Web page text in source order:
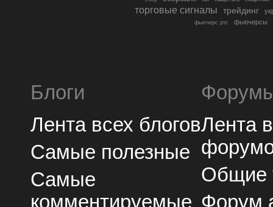
торговые сигналы трейдинг
фьючерс ртс фьючерсы
Блоги
Лента всех блогов
Самые полезные
Самые
комментируемые
Лента
Общие
Форум